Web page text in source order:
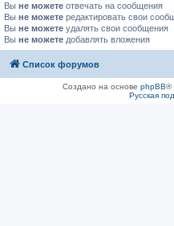
Вы не можете отвечать на сообщения
Вы не можете редактировать свои
Вы не можете удалять свои сообщения
Вы не можете добавлять вложения
Список форумов
Создано на основе phpBB®
Русская